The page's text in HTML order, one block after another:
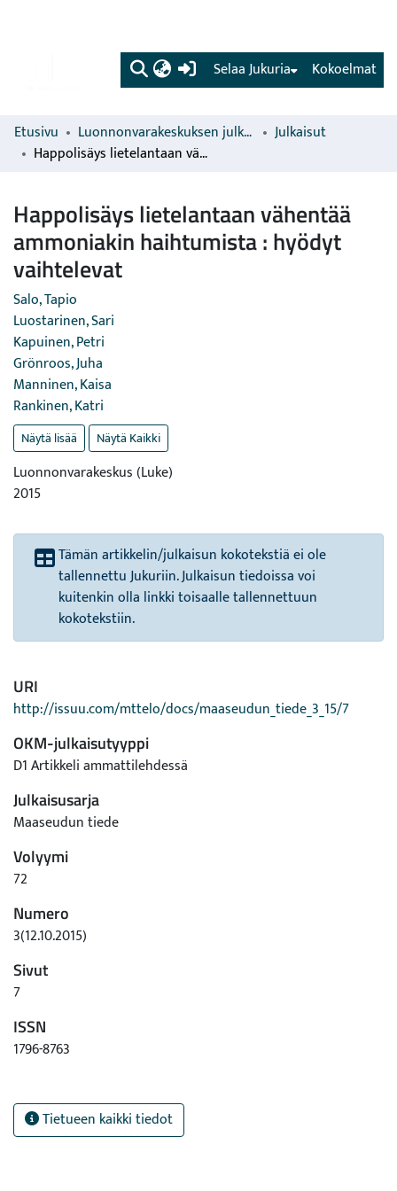
(current) Kokoelmat
Selaa Jukuria
Etusivu Luonnonvarakeskuksen julkaisut
Julkaisut
Happolisäys lietelantaan vähentää ammoniakin haihtumista : hyödyt vaihtelevat
Happolisäys lietelantaan vähentää
ammoniakin haihtumista : hyödyt
vaihtelevat
Salo, Tapio
Luostarinen, Sari
Kapuinen, Petri
Grönroos, Juha
Manninen, Kaisa
Rankinen, Katri
Näytä lisää Näytä Kaikki
Luonnonvarakeskus (Luke)
2015
Tämän artikkelin/julkaisun kokotekstiä ei ole
tallennettu Jukuriin. Julkaisun tiedoissa voi
kuitenkin olla linkki toisaalle tallennettuun
kokotekstiin.
URI
http://issuu.com/mttelo/docs/maaseudun_tiede_3_15/7
OKM-julkaisutyyppi
D1 Artikkeli ammattilehdessä
Julkaisusarja
Maaseudun tiede
Volyymi
72
Numero
3(12.10.2015)
Sivut
7
ISSN
1796-8763
Tietueen kaikki tiedot